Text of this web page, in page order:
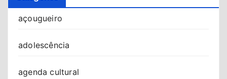
açougueiro
adolescência
agenda cultural